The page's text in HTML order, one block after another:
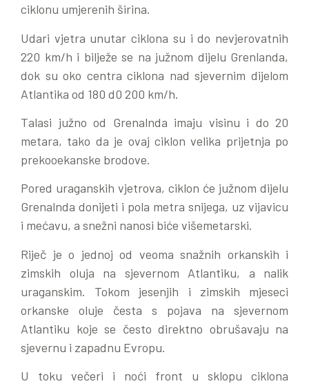
ciklonu umjerenih širina.
Udari vjetra unutar ciklona su i do nevjerovatnih
220 km/h i bilježe se na južnom dijelu Grenlanda,
dok su oko centra ciklona nad sjevernim dijelom
Atlantika od 180 d0 200 km/h.
Talasi južno od Grenalnda imaju visinu i do 20
metara, tako da je ovaj ciklon velika prijetnja po
prekooekanske brodove.
Pored uraganskih vjetrova, ciklon će južnom dijelu
Grenalnda donijeti i pola metra snijega, uz vijavicu
i mećavu, a snežni nanosi biće višemetarski.
Riječ je o jednoj od veoma snažnih orkanskih i
zimskih oluja na sjevernom Atlantiku, a nalik
uraganskim. Tokom jesenjih i zimskih mjeseci
orkanske oluje česta s pojava na sjevernom
Atlantiku koje se često direktno obrušavaju na
sjevernu i zapadnu Evropu.
U toku večeri i noći front u sklopu ciklona